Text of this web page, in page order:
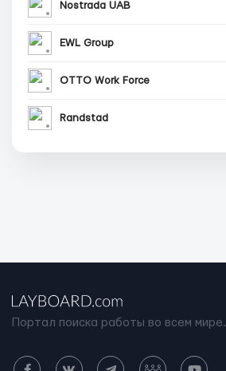
Nostrada UAB
EWL Group
OTTO Work Force
Randstad
Портал поиска работы во всем мире.